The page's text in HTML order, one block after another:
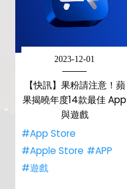
2023-12-01
【快訊】果粉請注意！蘋
果揭曉年度14款最佳 App
與遊戲
#App Store
#Apple Store #APP
#遊戲